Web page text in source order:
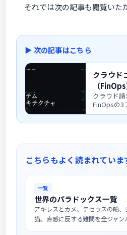
それでは次の記事も閲覧いた
▶ 次の記事はこちら
クラウド
（
運用で磨
ーキテク
クラウド
FinOpsの3
ル・タグ
ル・LLM時
こちらもよく読まれていま
一覧
世界のパラドックス一覧
アキレスとカメ、テセウスの船
猫。直感に反する難問を全ジャン